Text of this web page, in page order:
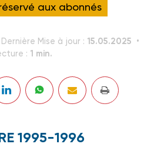
aux abonnés
Dernière Mise à jour : 15.05.2025
: 1 min.
1995-1996